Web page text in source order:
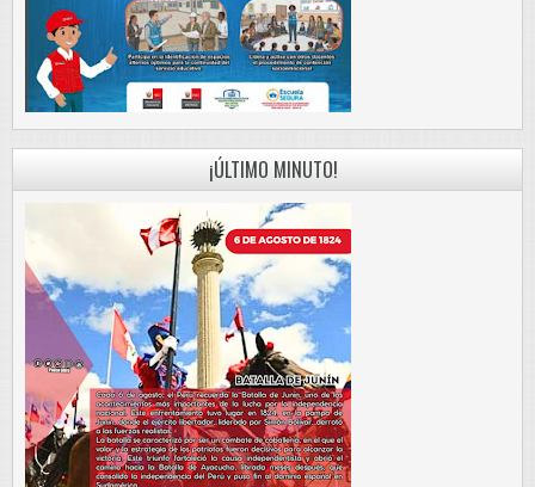
¡ÚLTIMO MINUTO!